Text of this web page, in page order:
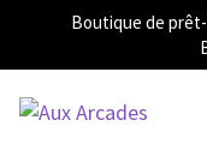
Boutique de